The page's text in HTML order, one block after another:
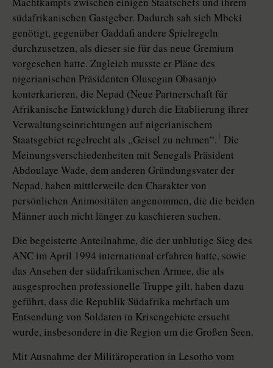
südafrikanischen Gastgeber. Dadurch sah sich Mbeki
genötigt, gegenüber Gaddafi andere Spielregeln
durchzusetzen, als dieser sie für das neue Gremium
vorgesehen hatte. Zugleich musste er Pläne des
nigerianischen Präsidenten Olusegun Obasanjo
konterkarieren, die Nepad (Neue Partnerschaft für
Afrikanische Entwicklung) durch die Etablierung ihrer
Verwaltungseinrichtungen auf nigerianischem
Staatsgebiet regelrecht als „Geisel zu nehmen“. 1 Die
Meinungsverschiedenheiten mit Senegals Präsident
Abdoulaye Wade, dem anderen Gründungsvater der
Nepad, haben mittlerweile den Charakter von
persönlichen Animositäten angenommen, die die beiden
Männer auch nicht länger zu kaschieren suchen.
Die begeisterte Anteilnahme, die der unblutige Sieg des
ANC im April 1994 international erfahren hatte, sowie
das Ansehen der südafrikanischen Armee, die als
ausgesprochen professionelle Truppe gilt, haben dazu
geführt, dass die Republik Südafrika mehrfach um
Entsendung von Soldaten in Krisengebiete ersucht
wurde, insbesondere in die Region um die Großen Seen.
Mit Ausnahme der Militäroperation in Lesotho vom